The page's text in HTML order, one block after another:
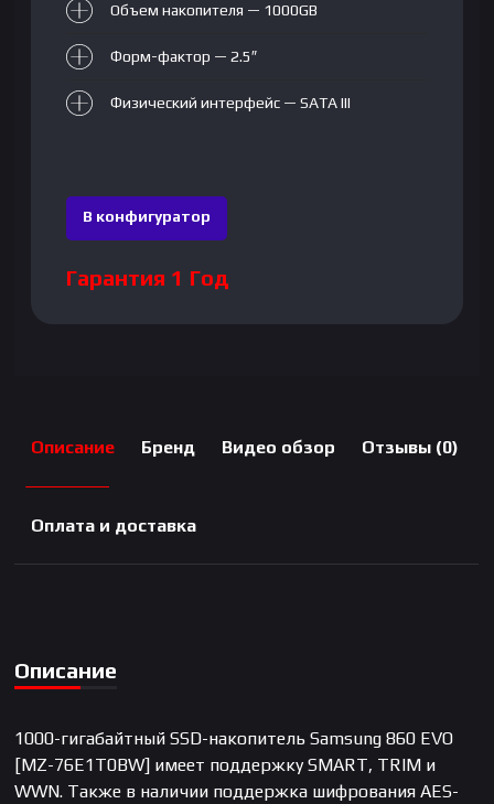
Объем накопителя — 1000GB
Форм-фактор — 2.5″
Физический интерфейс — SATA III
В конфигуратор
Гарантия 1 Год
Описание Бренд Видео обзор Отзывы (0)
Оплата и доставка
Описание
1000-гигабайтный SSD-накопитель Samsung 860 EVO
[MZ-76E1T0BW] имеет поддержку SMART, TRIM и
WWN. Также в наличии поддержка шифрования AES-